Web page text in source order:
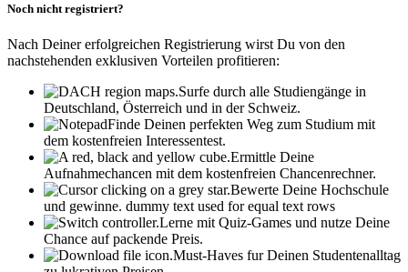
Noch nicht registriert?
Nach Deiner erfolgreichen Registrierung wirst Du von den
nachstehenden exklusiven Vorteilen profitieren:
Surfe durch alle Studiengänge in
Deutschland, Österreich und in der Schweiz.
Finde Deinen perfekten Weg zum Studium mit
dem kostenfreien Interessentest.
Ermittle Deine
Aufnahmechancen mit dem kostenfreien Chancenrechner.
Bewerte Deine Hochschule
und gewinne. dummy text used for equal text rows
Lerne mit Quiz-Games und nutze Deine
Chance auf packende Preis.
Must-Haves fur Deinen Studentenalltag